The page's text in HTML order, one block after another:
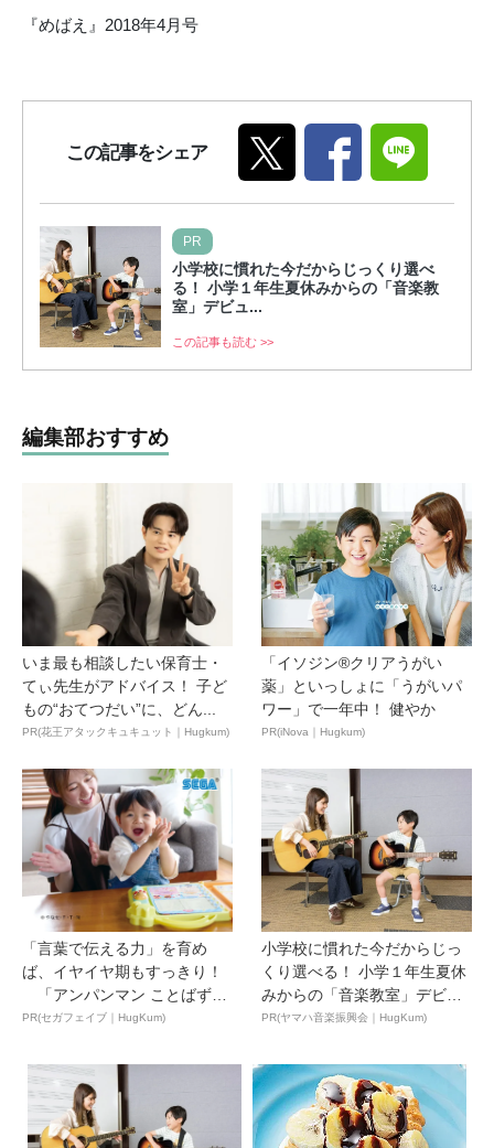
『めばえ』2018年4月号
この記事をシェア
PR
小学校に慣れた今だからじっくり選べ
る！ 小学１年生夏休みからの「音楽教
室」デビュ...
この記事も読む >>
編集部おすすめ
いま最も相談したい保育士・
てぃ先生がアドバイス！ 子ど
もの“おてつだい”に、どん...
PR(花王アタックキュキュット｜Hugkum)
「イソジン®クリアうがい
薬」といっしょに「うがいパ
ワー」で一年中！ 健やか
PR(iNova｜Hugkum)
「言葉で伝える力」を育め
ば、イヤイヤ期もすっきり！
「アンパンマン ことばずか
ん...
PR(セガフェイブ｜HugKum)
小学校に慣れた今だからじっ
くり選べる！ 小学１年生夏休
みからの「音楽教室」デビ
ュ...
PR(ヤマハ音楽振興会｜HugKum)